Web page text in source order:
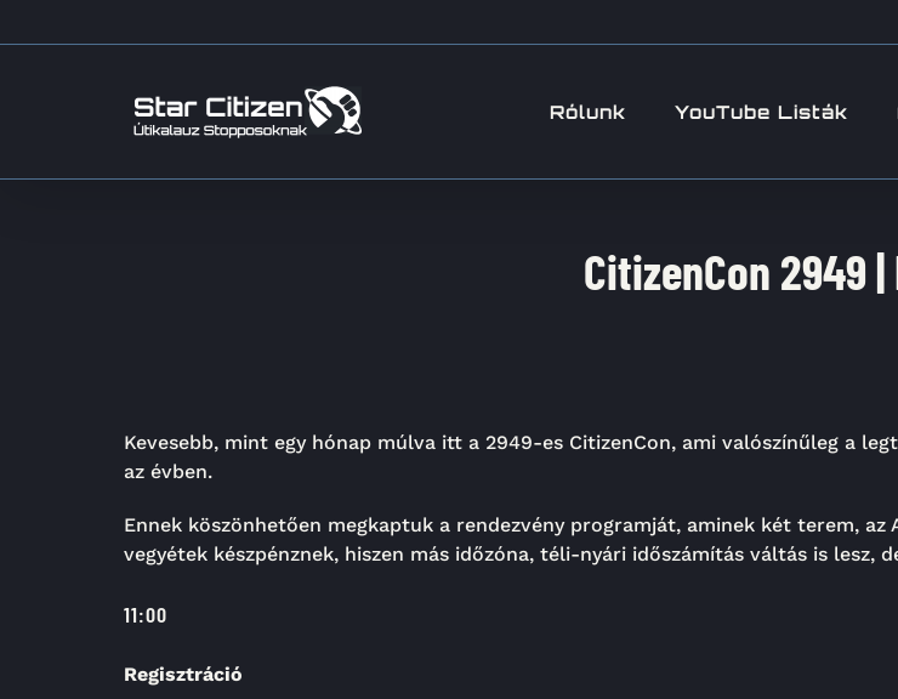
Rólunk YouTube Listák
CitizenCon 2949
Kevesebb, mint egy hónap múlva itt a 2949-es CitizenCon, ami valószínűleg a
az évben.
Ennek köszönhetően megkaptuk a rendezvény programját, aminek két terem,
vegyétek készpénznek, hiszen más időzóna, téli-nyári időszámítás váltás is lesz,
11:00
Regisztráció